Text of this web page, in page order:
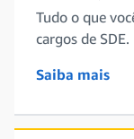
Tudo o que
cargos de SDE.
Saiba mais